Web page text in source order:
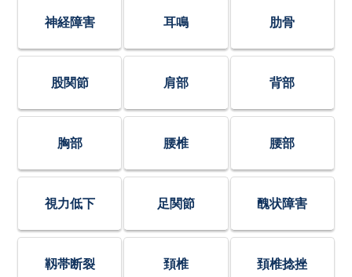
神経障害 耳鳴 肋骨
股関節 肩部 背部
胸部 腰椎 腰部
視力低下 足関節 醜状障害
靱帯断裂 頚椎 頚椎捻挫